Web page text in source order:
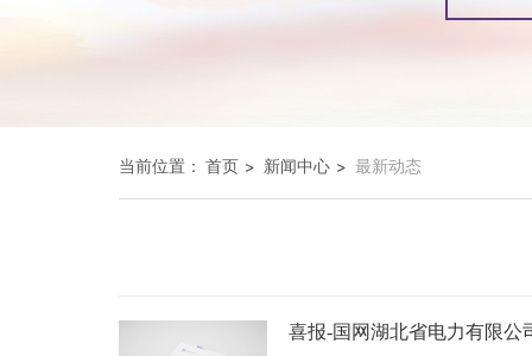
当前位置： 首页 新闻中心 最新动态
喜报-国网湖北省电力有限公